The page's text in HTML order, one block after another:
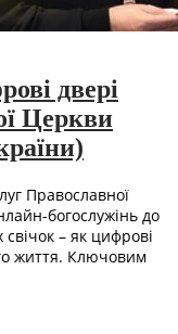
двері
Церкви
Православної
богослужінь до
– як цифрові
життя. Ключовим